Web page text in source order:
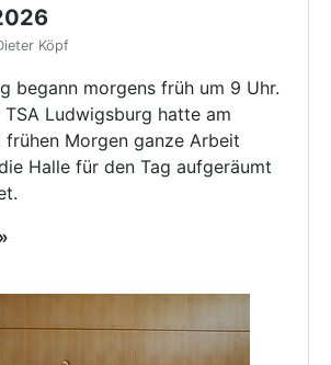
Köpf
begann morgens früh um 9 Uhr.
TSA Ludwigsburg hatte am
frühen Morgen ganze Arbeit
Halle für den Tag aufgeräumt